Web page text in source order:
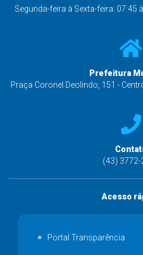
Segunda-feira à Sexta-feira: 07:45
Prefeitura
Praça Coronel Deolindo, 151 -
(43) 3772-
Acesso
Portal Transparência